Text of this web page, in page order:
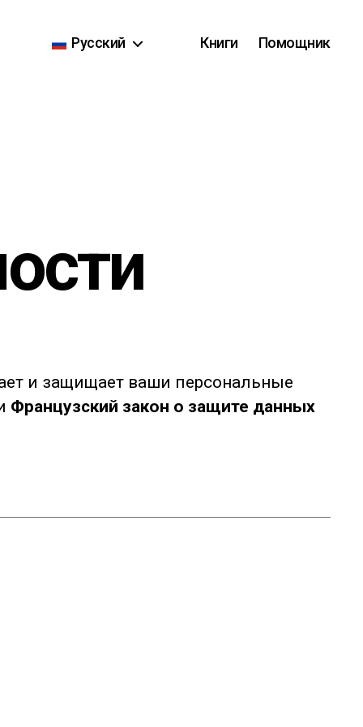
Русский Книги Помощник
и защищает ваши персональные
Французский закон о защите данных